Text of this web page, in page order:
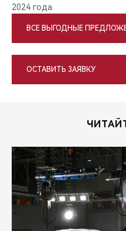
2024 года.
ВСЕ ВЫГОДНЫЕ
ОСТАВИТЬ ЗАЯВКУ